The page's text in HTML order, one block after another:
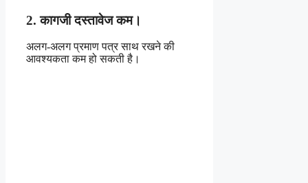
2. कागजी दस्तावेज कम।
अलग-अलग प्रमाण पत्र साथ रखने की
आवश्यकता कम हो सकती है।